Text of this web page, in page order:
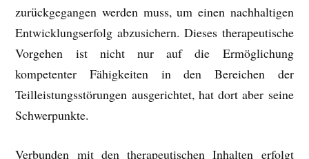
zurückgegangen werden muss, um einen nachhaltigen
Entwicklungserfolg abzusichern. Dieses therapeutische
Vorgehen ist nicht nur auf die Ermöglichung
kompetenter Fähigkeiten in den Bereichen der
Teilleistungsstörungen ausgerichtet, hat dort aber seine
Schwerpunkte.
Verbunden mit den therapeutischen Inhalten erfolgt